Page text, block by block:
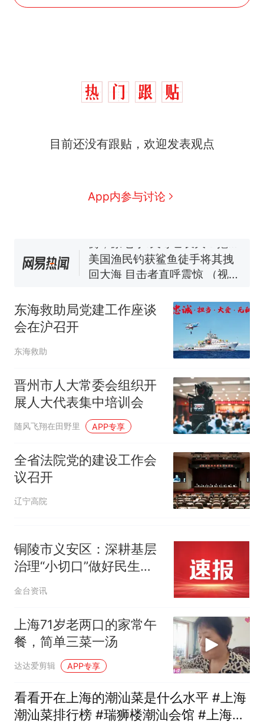
目前还没有跟贴，欢迎发表观点
App内参与讨论
因老师一句“跟我回家”改写了
费大厨“全国小炒肉大王”称
号，仅凭视频评出？中国烹饪
140多朵
美国渔民钓获鲨鱼徒手将其拽
回大海 目击者直呼震惊 （视频
官方通报
热
那个在床头放菜刀的女孩，
因老师一句“跟我回家”改写了
东海救助局党建工作座谈
会在沪召开
东海救助
晋州市人大常委会组织开
展人大代表集中培训会
随风飞翔在田野里 APP专享
全省法院党的建设工作会
议召开
辽宁高院
铜陵市义安区：深耕基层
治理“小切口”做好民生服
务“大文章”
金台资讯
上海71岁老两口的家常午
餐，简单三菜一汤
达达爱剪辑 APP专享
看看开在上海的潮汕菜是什么水平 #上海
潮汕菜排行榜 #瑞狮楼潮汕会馆 #上海探